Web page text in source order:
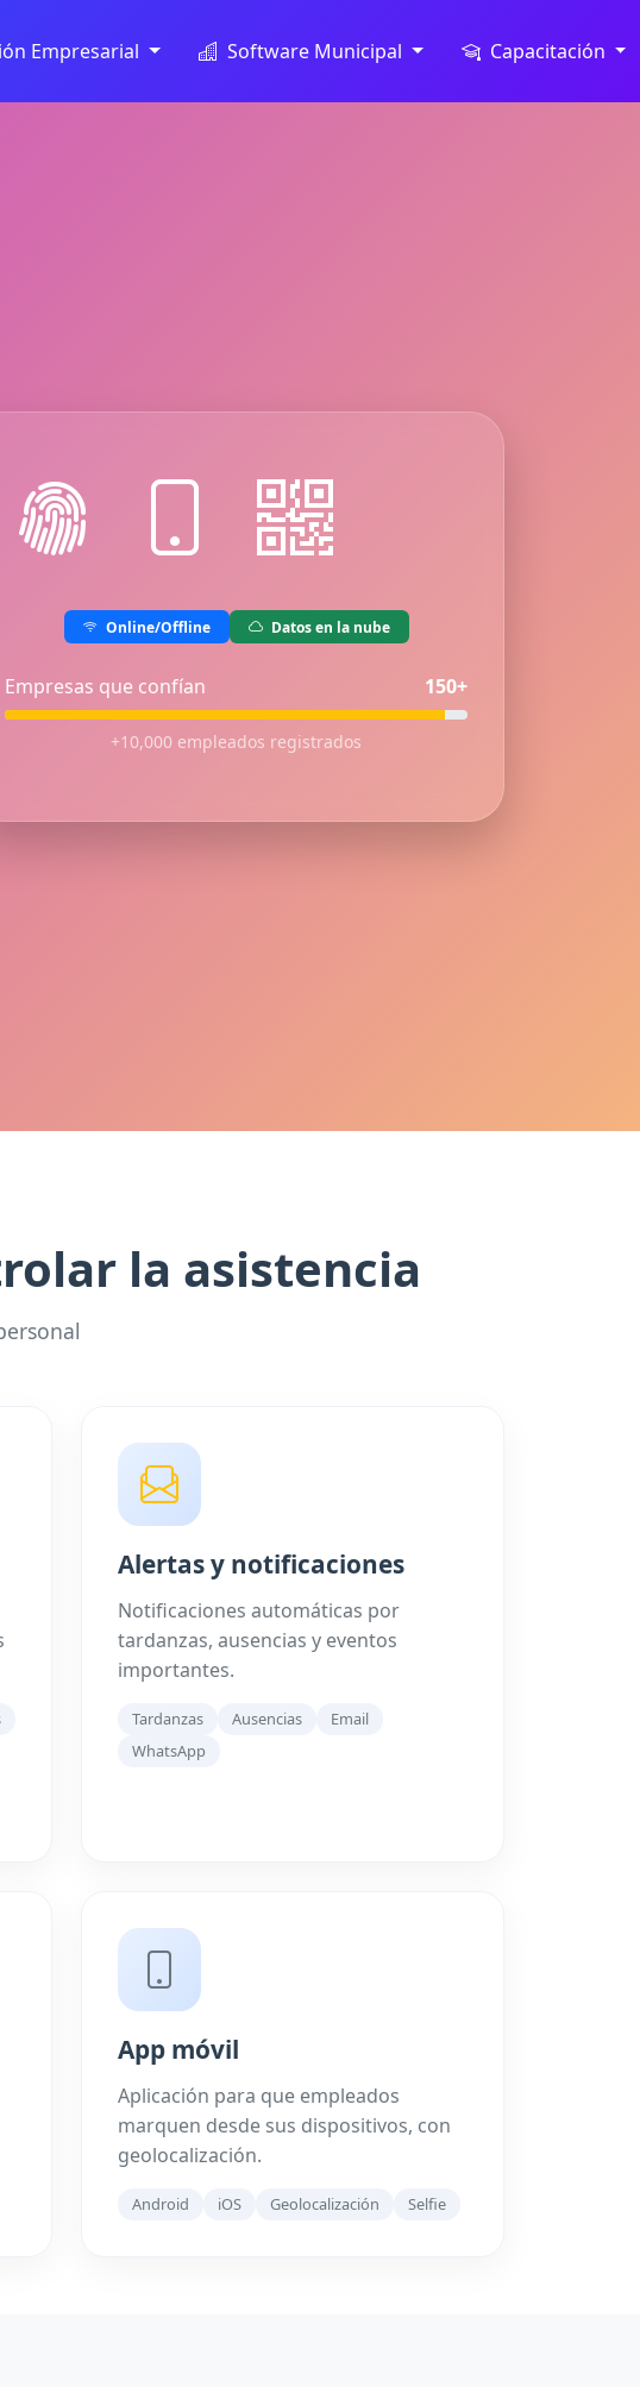
Empresarial Software Municipal Capacitación
Online/Offline Datos en la nube
Empresas que confían 150+
+10,000 empleados registrados
la asistencia
Alertas y notificaciones
Notificaciones automáticas por
tardanzas, ausencias y eventos
importantes.
Tardanzas Ausencias
Email
WhatsApp
App móvil
Aplicación para que empleados
marquen desde sus dispositivos, con
geolocalización.
Android iOS Geolocalización Selfie